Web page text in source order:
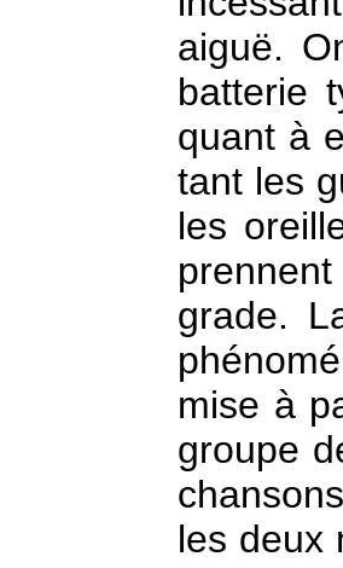
aiguë.
batterie
quant à
tant les
les
grade.
mise à
groupe
les deux